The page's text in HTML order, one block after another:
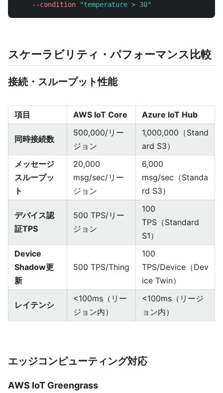
--condition
"temperature > 30"
スケーラビリティ・パフォーマンス比較
接続・スループット性能
項目 AWS IoT Core Azure IoT Hub
同時接続数
500,000/リー
ジョン
1,000,000（Stand
ard S3）
メッセージ
スループッ
ト
20,000
msg/sec/リー
ジョン
6,000
msg/sec（Standa
rd S3）
デバイス認
証TPS
500 TPS/リー
ジョン
100
TPS（Standard
S1）
Device
Shadow更
新
500 TPS/Thing
100
TPS/Device（Dev
ice Twin）
レイテンシ
<100ms（リー
ジョン内）
<100ms（リージ
ョン内）
エッジコンピューティング対応
AWS IoT Greengrass